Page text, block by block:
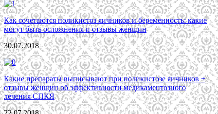
Как сочетаются поликистоз яичников и беременность: какие
могут быть осложнения и отзывы женщин
30.07.2018
Какие препараты выписывают при поликистозе яичников +
отзывы женщин об эффективности медикаментозного
лечения СПКЯ